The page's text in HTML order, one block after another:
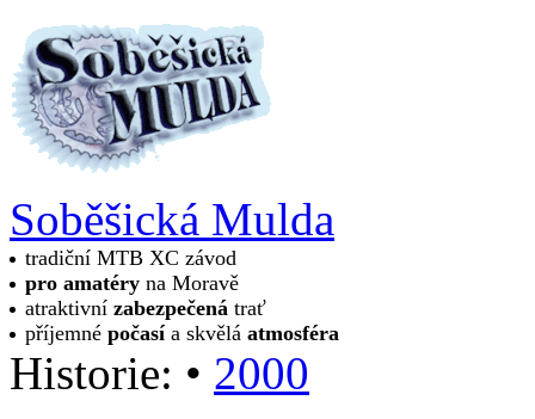
Soběšická Mulda
tradiční MTB XC závod
pro amatéry na Moravě
atraktivnízabezpečená trať
příjemnépočasía skvěláatmosféra
Historie: • 2000